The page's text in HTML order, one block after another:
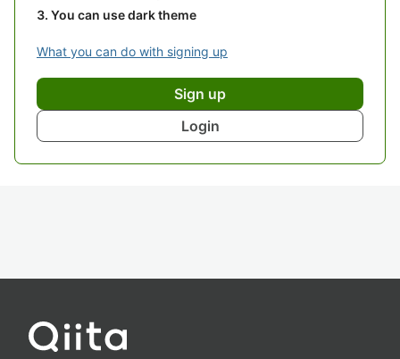
You can use dark theme
What you can do with signing up
Sign up
Login